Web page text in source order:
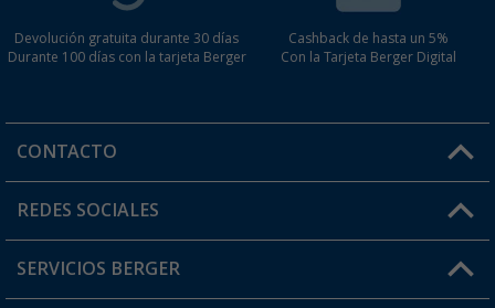
Devolución gratuita durante 30 días
Durante 100 días con la tarjeta Berger
Cashback de hasta un 5%
Con la Tarjeta Berger Digital
CONTACTO
Horario de atención al cliente:
¿Tienes alguna duda?
REDES SOCIALES
SERVICIOS BERGER